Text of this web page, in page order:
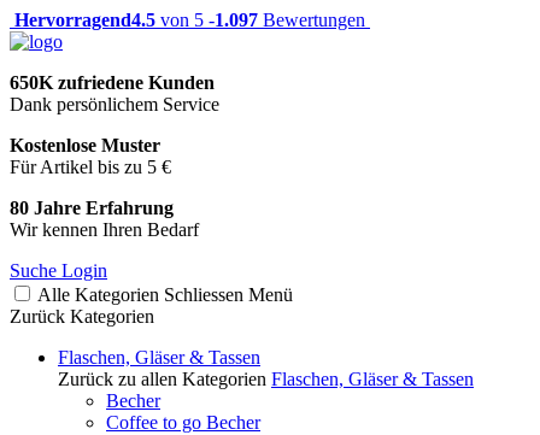
Hervorragend4.5 von 5 -1.097 Bewertungen
650K zufriedene Kunden
Dank persönlichem Service
Kostenlose Muster
Für Artikel bis zu 5 €
80 Jahre Erfahrung
Wir kennen Ihren Bedarf
Suche Login
Alle Kategorien Schliessen Menü
Zurück Kategorien
Flaschen, Gläser & Tassen
Zurück zu allen Kategorien Flaschen, Gläser & Tassen
Becher
Coffee to go Becher